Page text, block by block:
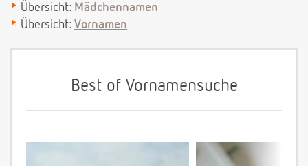
Übersicht: Mädchennamen
Übersicht: Vornamen
Best of Vornamensuche